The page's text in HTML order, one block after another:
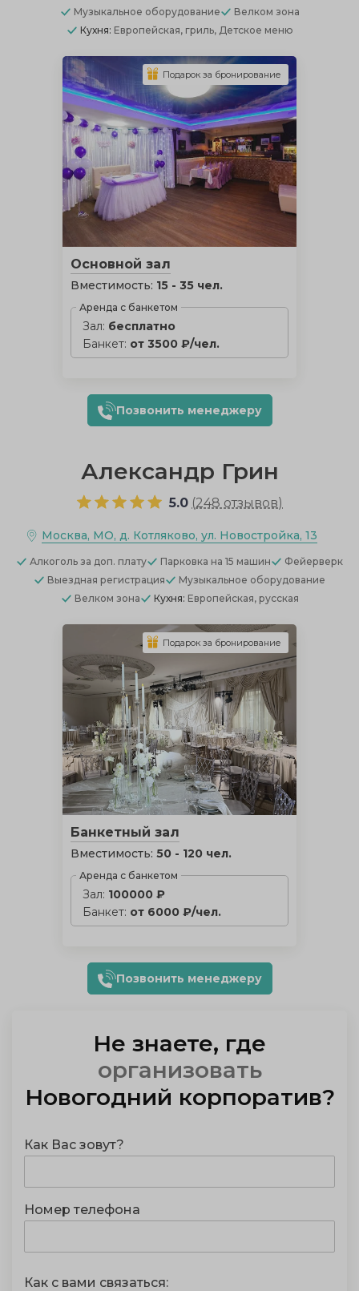
Музыкальное оборудование
Велком зона
Кухня: Европейская, гриль, Детское меню
Основной зал
Вместимость: 15 - 35 чел.
Аренда с банкетом
Зал: бесплатно
Банкет: от 3500 ₽/чел.
Подарок за бронирование
Позвонить менеджеру
Александр Грин
5.0 (248 отзывов)
Москва, МО, д. Котляково, ул. Новостройка, 13
Алкоголь за доп. плату Парковка на 15 машин
Фейерверк
Выездная регистрация
Музыкальное оборудование
Велком зона
Кухня: Европейская, русская
Банкетный зал
Вместимость: 50 - 120 чел.
Аренда с банкетом
Зал: 100000 ₽
Банкет: от 6000 ₽/чел.
Подарок за бронирование
Позвонить менеджеру
Не знаете, где
отметить
Новогодний корпоратив?
Как Вас зовут?
Номер телефона
Как с вами связаться: